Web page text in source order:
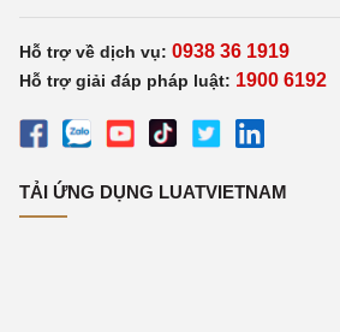
Hỗ trợ về dịch vụ: 0938 36 1919
Hỗ trợ giải đáp pháp luật: 1900 6192
TẢI ỨNG DỤNG LUATVIETNAM